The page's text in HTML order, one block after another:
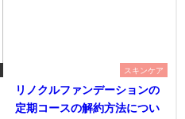
スキンケア
リノクルファンデーションの
定期コースの解約方法につい